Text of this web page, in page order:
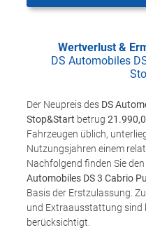
Wertverlust &
DS Automobiles
Der Neupreis des DS
Stop&Start betrug
Fahrzeugen üblich,
Nutzungsjahren einem
Nachfolgend finden Sie
Automobiles DS 3 Cabrio
Basis der Erstzulassung.
und Extraausstattung sind
berücksichtigt.